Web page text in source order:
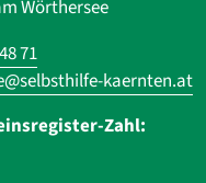
Wörthersee
71
kaernten.at
Zahl: